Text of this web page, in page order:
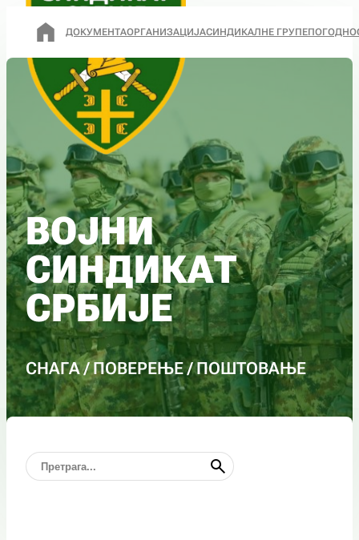
ДОКУМЕНТАОРГАНИЗАЦИЈАСИНДИКАЛНЕ ГРУПЕ
ВОЈНИ
СИНДИКАТ
СРБИЈЕ
СНАГА / ПОВЕРЕЊЕ / ПОШТОВАЊЕ